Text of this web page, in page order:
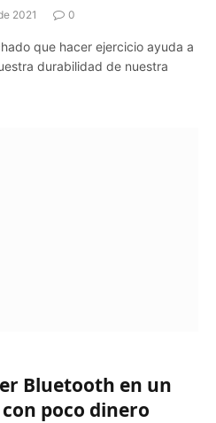
2021 0
que hacer ejercicio ayuda a
durabilidad de nuestra
Bluetooth en un
poco dinero